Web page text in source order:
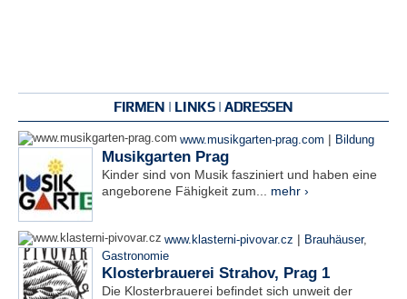
FIRMEN | LINKS | ADRESSEN
www.musikgarten-prag.com | Bildung
Musikgarten Prag
Kinder sind von Musik fasziniert und haben eine
angeborene Fähigkeit zum... mehr ›
www.klasterni-pivovar.cz | Brauhäuser,
Gastronomie
Klosterbrauerei Strahov, Prag 1
Die Klosterbrauerei befindet sich unweit der